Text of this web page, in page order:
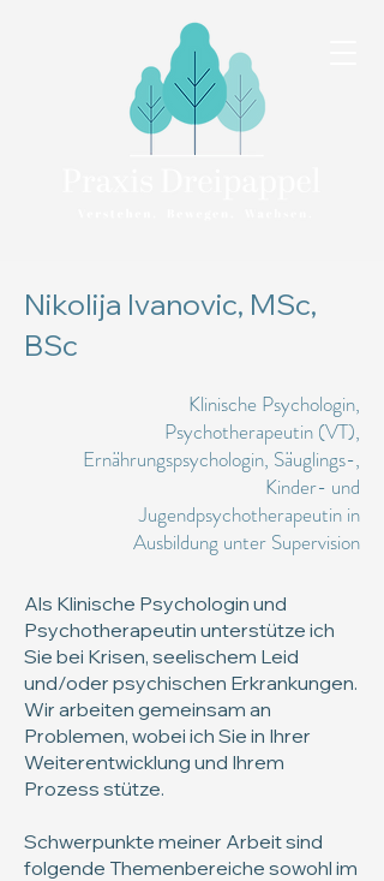
Nikolija Ivanovic, MSc,
BSc
Klinische Psychologin,
Psychotherapeutin (VT),
Ernährungspsychologin, Säuglings-,
Kinder- und
Jugendpsychotherapeutin in
Ausbildung unter Supervision
Als Klinische Psychologin und
Psychotherapeutin unterstütze ich
Sie bei Krisen, seelischem Leid
und/oder psychischen Erkrankungen.
Wir arbeiten gemeinsam an
Problemen, wobei ich Sie in Ihrer
Weiterentwicklung und Ihrem
Prozess stütze.
Schwerpunkte meiner Arbeit sind
folgende Themenbereiche sowohl im